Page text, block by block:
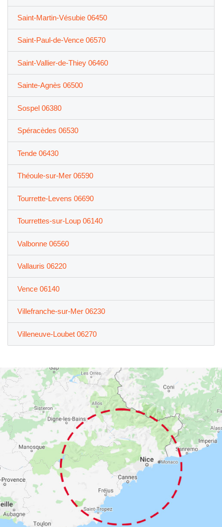
Saint-Martin-Vésubie 06450
Saint-Paul-de-Vence 06570
Saint-Vallier-de-Thiey 06460
Sainte-Agnès 06500
Sospel 06380
Spéracèdes 06530
Tende 06430
Théoule-sur-Mer 06590
Tourrette-Levens 06690
Tourrettes-sur-Loup 06140
Valbonne 06560
Vallauris 06220
Vence 06140
Villefranche-sur-Mer 06230
Villeneuve-Loubet 06270